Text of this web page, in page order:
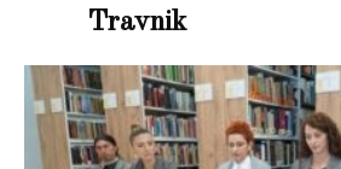
Travnik